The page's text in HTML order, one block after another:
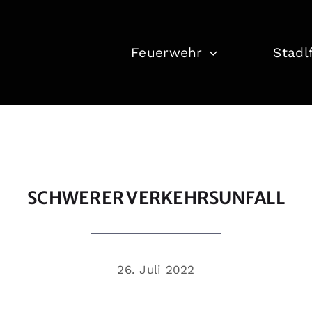
Feuerwehr
SCHWERER VERKEHRSUNFALL
26. Juli 2022